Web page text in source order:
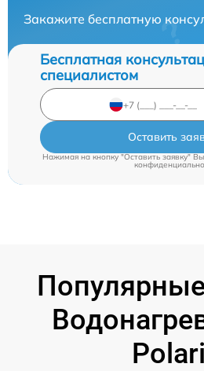
Закажите бесплатную
Бесплатная
специалистом
Оставить
Нажимая на кнопку "Оставить заявку"